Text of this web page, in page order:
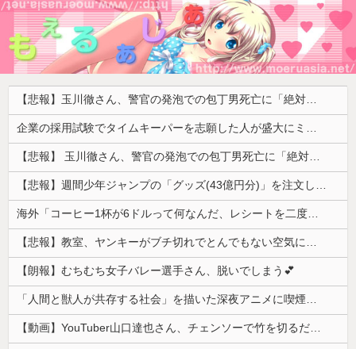
【悲報】玉川徹さん、警官の発泡での包丁男死亡に「絶対に死刑にならない罪なのに警察が死刑にした！」 → 元警官のマジレスがコチラ → ………
企業の採用試験でタイムキーパーを志願した人が盛大にミス、グループは険悪になりタイムアップとなったが……
【悲報】 玉川徹さん、警官の発泡での包丁男死亡に「絶対に死刑にならない罪なのに警察が死刑にした！」 → 元警官のマジレスがコチラ → ………
【悲報】週間少年ジャンプの「グッズ(43億円分)」を注文し全てキャンセルした女逮捕ｗｗｗｗｗｗｗｗ
海外「コーヒー1杯が6ドルって何なんだ、レシートを二度見した」値上げで買うのをやめたもの…
【悲報】教室、ヤンキーがブチ切れでとんでもない空気になるｗｗｗｗ
【朗報】むちむち女子バレー選手さん、脱いでしまう💕
「人間と獣人が共存する社会」を描いた深夜アニメに喫煙、違法薬物の連想シーンも…視聴者批判でBPO議論
【動画】YouTuber山口達也さん、チェンソーで竹を切るだけで600万再生ｗｗｗｗｗｗｗｗ